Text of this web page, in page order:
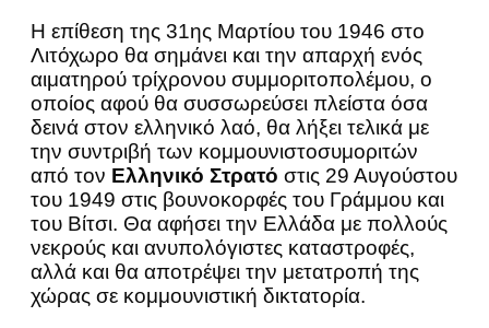
Η επίθεση της 31ης Μαρτίου του 1946 στο
Λιτόχωρο θα σημάνει και την απαρχή ενός
αιματηρού τρίχρονου συμμοριτοπολέμου, ο
οποίος αφού θα συσσωρεύσει πλείστα όσα
δεινά στον ελληνικό λαό, θα λήξει τελικά με
την συντριβή των κομμουνιστοσυμοριτών
από τον Ελληνικό Στρατό στις 29 Αυγούστου
του 1949 στις βουνοκορφές του Γράμμου και
του Βίτσι. Θα αφήσει την Ελλάδα με πολλούς
νεκρούς και ανυπολόγιστες καταστροφές,
αλλά και θα αποτρέψει την μετατροπή της
χώρας σε κομμουνιστική δικτατορία.